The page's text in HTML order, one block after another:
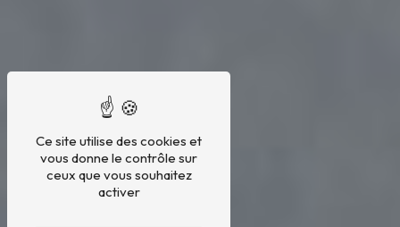
Ce site utilise des cookies et
vous donne le contrôle sur
ceux que vous souhaitez
activer